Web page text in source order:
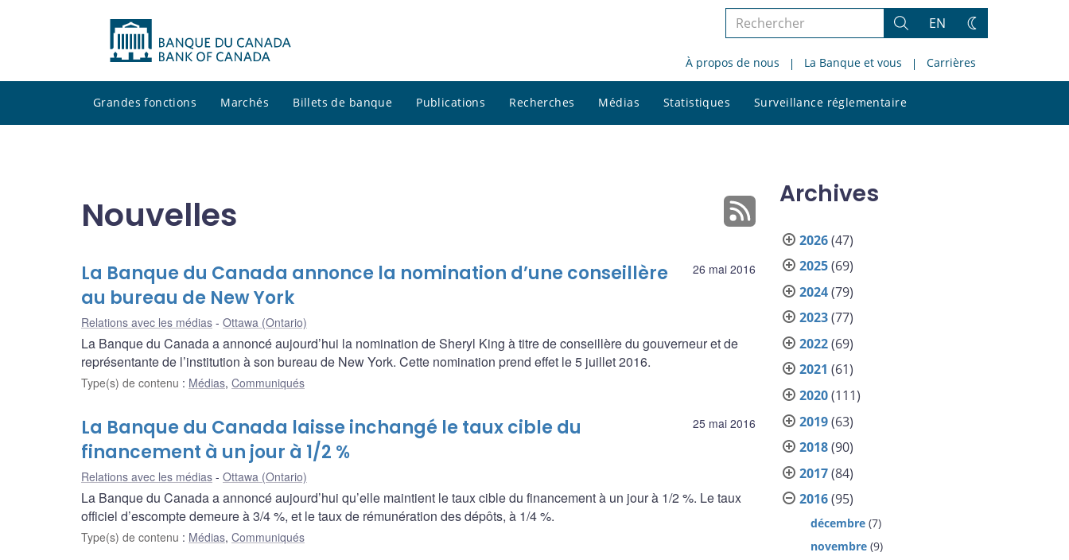
Rechercher
le
site
Rechercher
EN
Changez
thème
À propos de nous La Banque et vous Carrières
Grandes fonctions Marchés Billets de banque Publications Recherches Médias Statistiques Surveillance réglementaire
le
Nouvelles
26 mai 2016
La Banque du Canada annonce la nomination d’une conseillère
au bureau de New York
Relations avec les médias Ottawa (Ontario)
La Banque du Canada a annoncé aujourd’hui la nomination de Sheryl King à titre de conseillère du gouverneur et de
représentante de l’institution à son bureau de New York. Cette nomination prend effet le 5 juillet 2016.
Type(s) de contenu : Médias, Communiqués
25 mai 2016
La Banque du Canada laisse inchangé le taux cible du
financement à un jour à 1/2 %
Relations avec les médias Ottawa (Ontario)
La Banque du Canada a annoncé aujourd’hui qu’elle maintient le taux cible du financement à un jour à 1/2 %. Le taux
officiel d’escompte demeure à 3/4 %, et le taux de rémunération des dépôts, à 1/4 %.
Type(s) de contenu : Médias, Communiqués
Archives
2026(47)
2025(69)
2024(79)
2023(77)
2022(69)
2021 (61)
2020(111)
2019(63)
2018(90)
2017(84)
2016(95)
décembre (7)
novembre (9)